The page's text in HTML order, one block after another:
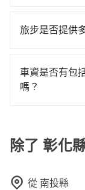
車或者要載其
距離，在遇到
之前，最好先
透明，方便客
用。
需行程的公里
旅步是否提供
專人回覆您。
車資是否有包
嗎？
多給予司機小費
除了 彰化
從 南投縣